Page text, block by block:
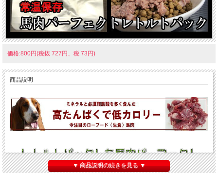
価格:800円(税抜 727円、税 73円)
商品説明
▼ 商品説明の続きを見る ▼